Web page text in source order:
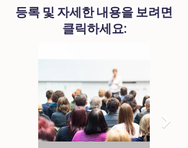
등록 및 자세한 내용을 보려면
클릭하세요: